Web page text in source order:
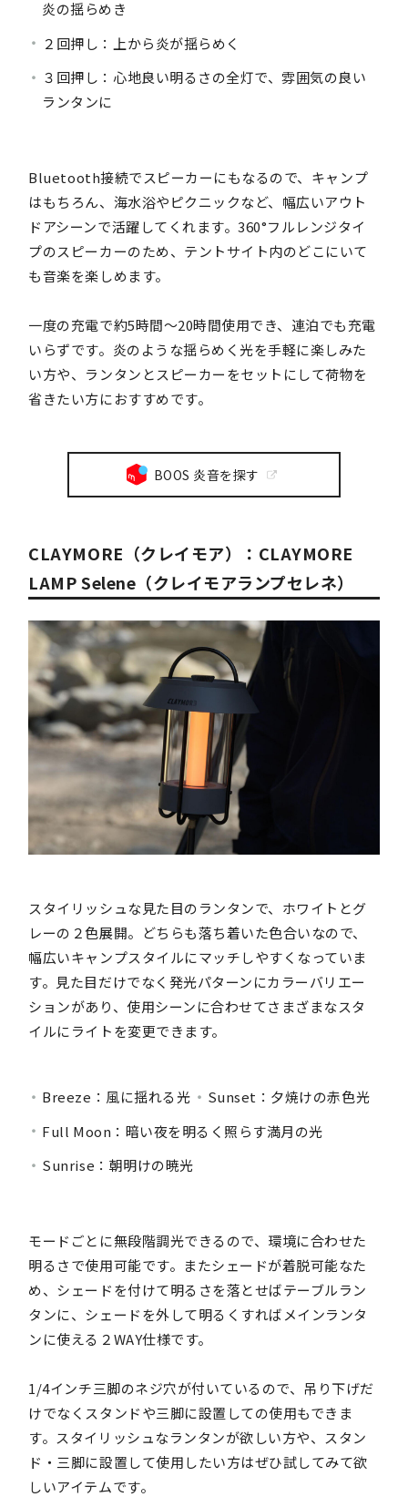
炎の揺らめき
２回押し：上から炎が揺らめく
３回押し：心地良い明るさの全灯で、雰囲気の良い
ランタンに
Bluetooth接続でスピーカーにもなるので、キャンプ
はもちろん、海水浴やピクニックなど、幅広いアウト
ドアシーンで活躍してくれます。360°フルレンジタイ
プのスピーカーのため、テントサイト内のどこにいて
も音楽を楽しめます。
一度の充電で約5時間～20時間使用でき、連泊でも充電
いらずです。炎のような揺らめく光を手軽に楽しみた
い方や、ランタンとスピーカーをセットにして荷物を
省きたい方におすすめです。
BOOS 炎音を探す
CLAYMORE（クレイモア）：CLAYMORE
LAMP Selene（クレイモアランプセレネ）
スタイリッシュな見た目のランタンで、ホワイトとグ
レーの２色展開。どちらも落ち着いた色合いなので、
幅広いキャンプスタイルにマッチしやすくなっていま
す。見た目だけでなく発光パターンにカラーバリエー
ションがあり、使用シーンに合わせてさまざまなスタ
イルにライトを変更できます。
Breeze：風に揺れる光
Sunset：夕焼けの赤色光
Full Moon：暗い夜を明るく照らす満月の光
Sunrise：朝明けの暁光
モードごとに無段階調光できるので、環境に合わせた
明るさで使用可能です。またシェードが着脱可能なた
め、シェードを付けて明るさを落とせばテーブルラン
タンに、シェードを外して明るくすればメインランタ
ンに使える２WAY仕様です。
1/4インチ三脚のネジ穴が付いているので、吊り下げだ
けでなくスタンドや三脚に設置しての使用もできま
す。スタイリッシュなランタンが欲しい方や、スタン
ド・三脚に設置して使用したい方はぜひ試してみて欲
しいアイテムです。